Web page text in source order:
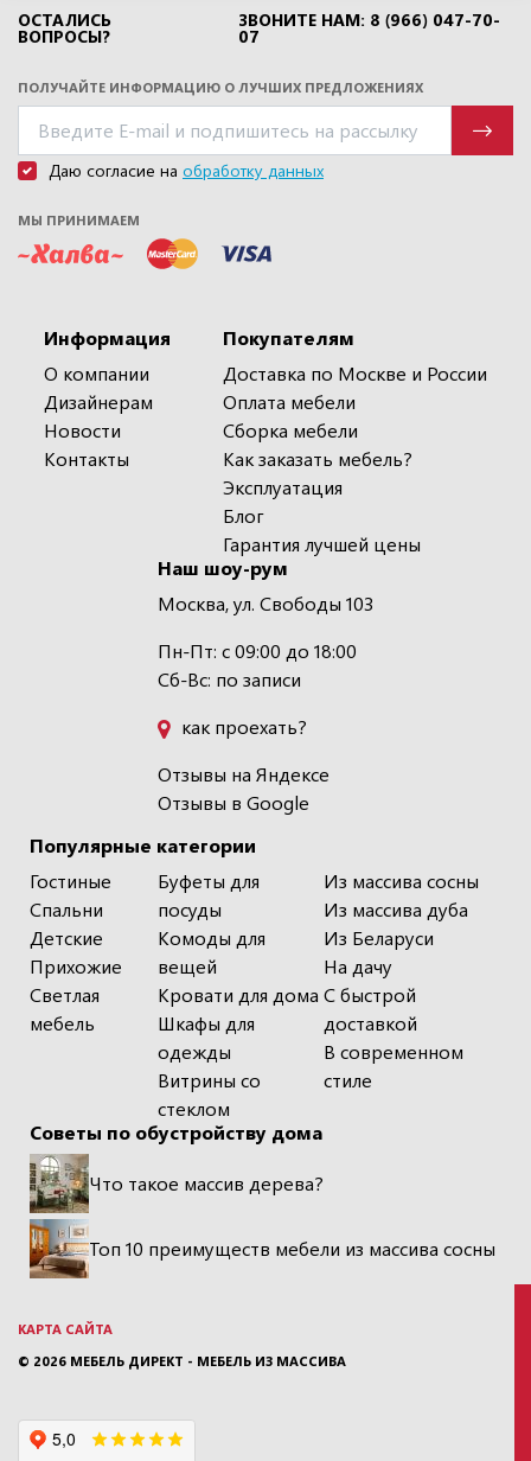
ОСТАЛИСЬ
ВОПРОСЫ?
ЗВОНИТЕ НАМ: 8 (966) 047-70-
07
ПОЛУЧАЙТЕ ИНФОРМАЦИЮ О ЛУЧШИХ ПРЕДЛОЖЕНИЯХ
Даю согласие на обработку данных
МЫ ПРИНИМАЕМ
Информация
О компании
Дизайнерам
Новости
Контакты
Популярные категории
Гостиные
Спальни
Детские
Прихожие
Светлая
мебель
Буфеты для
посуды
Комоды для
вещей
Кровати для дома
Шкафы для
одежды
Витрины со
стеклом
Из массива сосны
Из массива дуба
Из Беларуси
На дачу
С быстрой
доставкой
В современном
стиле
Покупателям
Доставка по Москве и России
Оплата мебели
Сборка мебели
Как заказать мебель?
Эксплуатация
Блог
Гарантия лучшей цены
Наш шоу-рум
Москва, ул. Свободы 103
Пн-Пт: с 09:00 до 18:00
Сб-Вс: по записи
как проехать?
Отзывы на Яндексе
Отзывы в Google
Советы по обустройству дома
Что такое массив дерева?
Топ 10 преимуществ мебели из массива сосны
КАРТА САЙТА
© 2026 МЕБЕЛЬ ДИРЕКТ - МЕБЕЛЬ ИЗ МАССИВА